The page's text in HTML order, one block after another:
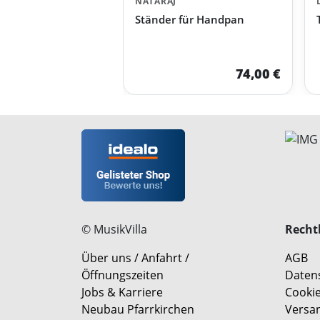
Ständer für Handpan
74,00 €
© MusikVilla
Über uns / Anfahrt /
Öffnungszeiten
Jobs & Karriere
Neubau Pfarrkirchen
AGB